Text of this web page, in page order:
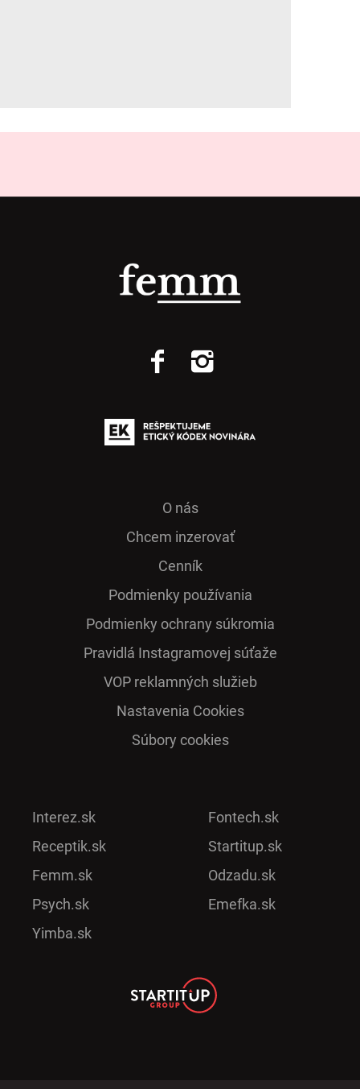
O nás
Chcem inzerovať
Cenník
Podmienky používania
Podmienky ochrany súkromia
Pra­vidlá Ins­ta­gra­mo­vej sú­ťaže
VOP reklamných služieb
Nastavenia Cookies
Súbory cookies
Interez.sk
Receptik.sk
Femm.sk
Psych.sk
Yimba.sk
Fontech.sk
Startitup.sk
Odzadu.sk
Emefka.sk